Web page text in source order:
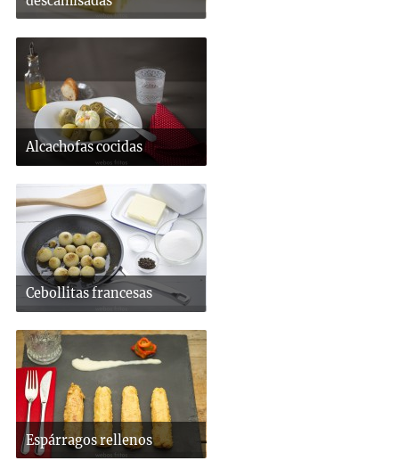
Alcachofas cocidas
Cebollitas francesas
Espárragos rellenos